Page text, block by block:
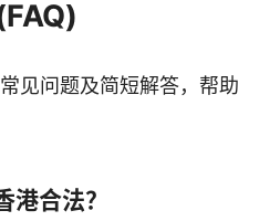
见问题及简短解答，帮助
港合法？